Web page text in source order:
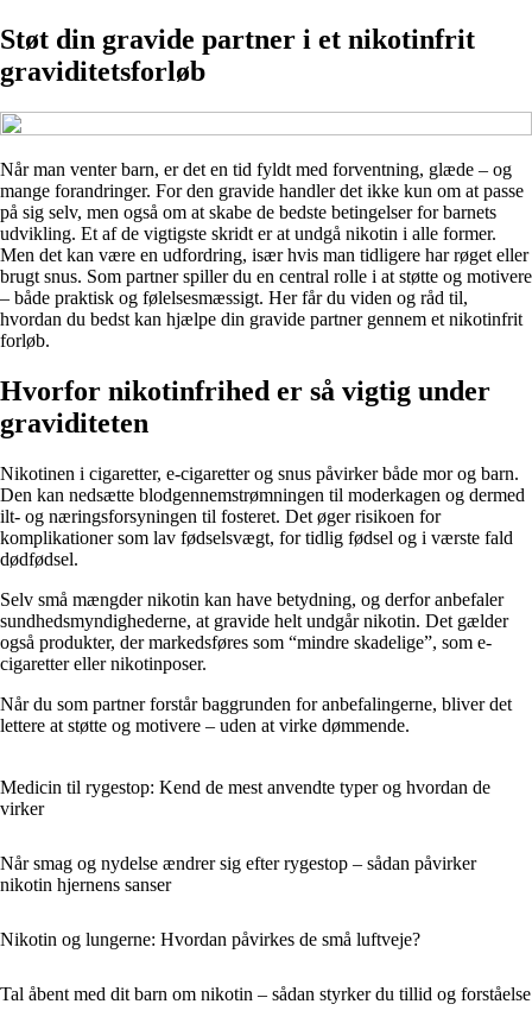
Støt din gravide partner i et nikotinfrit
graviditetsforløb
Når man venter barn, er det en tid fyldt med forventning, glæde – og
mange forandringer. For den gravide handler det ikke kun om at passe
på sig selv, men også om at skabe de bedste betingelser for barnets
udvikling. Et af de vigtigste skridt er at undgå nikotin i alle former.
Men det kan være en udfordring, især hvis man tidligere har røget eller
brugt snus. Som partner spiller du en central rolle i at støtte og motivere
– både praktisk og følelsesmæssigt. Her får du viden og råd til,
hvordan du bedst kan hjælpe din gravide partner gennem et nikotinfrit
forløb.
Hvorfor nikotinfrihed er så vigtig under
graviditeten
Nikotinen i cigaretter, e-cigaretter og snus påvirker både mor og barn.
Den kan nedsætte blodgennemstrømningen til moderkagen og dermed
ilt- og næringsforsyningen til fosteret. Det øger risikoen for
komplikationer som lav fødselsvægt, for tidlig fødsel og i værste fald
dødfødsel.
Selv små mængder nikotin kan have betydning, og derfor anbefaler
sundhedsmyndighederne, at gravide helt undgår nikotin. Det gælder
også produkter, der markedsføres som “mindre skadelige”, som e-
cigaretter eller nikotinposer.
Når du som partner forstår baggrunden for anbefalingerne, bliver det
lettere at støtte og motivere – uden at virke dømmende.
Medicin til rygestop: Kend de mest anvendte typer og hvordan de
virker
Når smag og nydelse ændrer sig efter rygestop – sådan påvirker
nikotin hjernens sanser
Nikotin og lungerne: Hvordan påvirkes de små luftveje?
Tal åbent med dit barn om nikotin – sådan styrker du tillid og forståelse